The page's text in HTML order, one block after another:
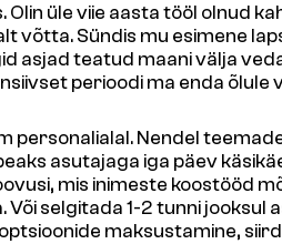
üle viie aasta tööl olnud
Sündis mu esimene
asjad teatud maani välja
perioodi ma enda
Nendel
asutajaga iga päev
mis inimeste koostööd
selgitada 1-2 tunni
maksustamine,